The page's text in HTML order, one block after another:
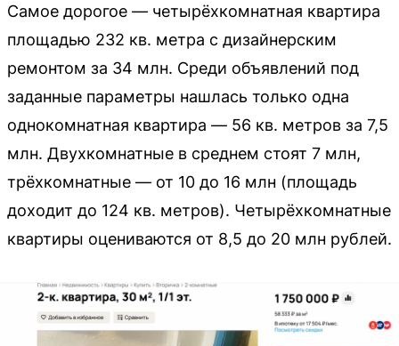
Самое дорогое — четырёхкомнатная квартира
площадью 232 кв. метра с дизайнерским
ремонтом за 34 млн. Среди объявлений под
заданные параметры нашлась только одна
однокомнатная квартира — 56 кв. метров за 7,5
млн. Двухкомнатные в среднем стоят 7 млн,
трёхкомнатные — от 10 до 16 млн (площадь
доходит до 124 кв. метров). Четырёхкомнатные
квартиры оцениваются от 8,5 до 20 млн рублей.